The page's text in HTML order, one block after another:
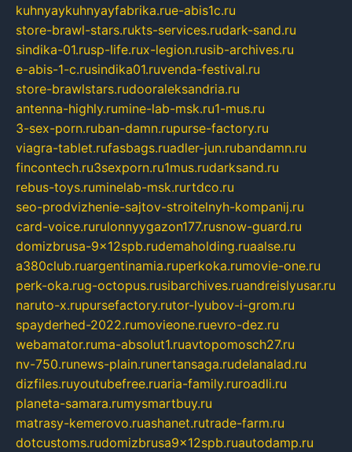
kuhnyaykuhnyayfabrika.rue-abis1c.ru
store-brawl-stars.rukts-services.rudark-sand.ru
sindika-01.rusp-life.rux-legion.rusib-archives.ru
e-abis-1-c.rusindika01.ruvenda-festival.ru
store-brawlstars.rudooraleksandria.ru
antenna-highly.rumine-lab-msk.ru1-mus.ru
3-sex-porn.ruban-damn.rupurse-factory.ru
viagra-tablet.rufasbags.ruadler-jun.rubandamn.ru
fincontech.ru3sexporn.ru1mus.rudarksand.ru
rebus-toys.ruminelab-msk.rurtdco.ru
seo-prodvizhenie-sajtov-stroitelnyh-kompanij.ru
card-voice.rurulonnyygazon177.rusnow-guard.ru
domizbrusa-9x12spb.rudemaholding.ruaalse.ru
a380club.ruargentinamia.ruperkoka.rumovie-one.ru
perk-oka.rug-octopus.rusibarchives.ruandreislyusar.ru
naruto-x.rupursefactory.rutor-lyubov-i-grom.ru
spayderhed-2022.rumovieone.ruevro-dez.ru
webamator.ruma-absolut1.ruavtopomosch27.ru
nv-750.runews-plain.runertansaga.rudelanalad.ru
dizfiles.ruyoutubefree.ruaria-family.ruroadli.ru
planeta-samara.rumysmartbuy.ru
matrasy-kemerovo.ruashanet.rutrade-farm.ru
dotcustoms.rudomizbrusa9x12spb.ruautodamp.ru